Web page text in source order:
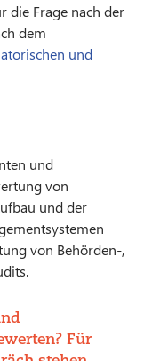
die Frage nach der
dem
und
und
von
und der
von Behörden-,
Für